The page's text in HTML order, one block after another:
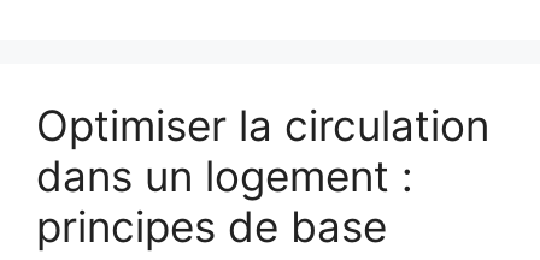
Optimiser la circulation
dans un logement :
principes de base